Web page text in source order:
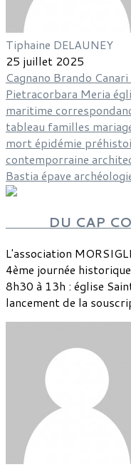
Tiphaine DELAUNEY
25 juillet 2025
Cagnano Brando Canari
Pietracorbara Meria
maritime
tableau familles
mortépidémie
contemporraine
Bastia épave
DU CAP
L'association
4ème journée
8h30 à 13h : église
lancement de la